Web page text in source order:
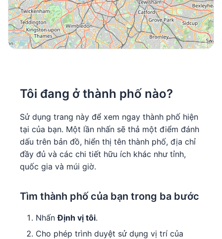
Tôi đang ở thành phố nào?
Sử dụng trang này để xem ngay thành phố hiện
tại của bạn. Một lần nhấn sẽ thả một điểm đánh
dấu trên bản đồ, hiển thị tên thành phố, địa chỉ
đầy đủ và các chi tiết hữu ích khác như tỉnh,
quốc gia và múi giờ.
Tìm thành phố của bạn trong ba bước
NhấnĐịnh vị tôi.
Cho phép trình duyệt sử dụng vị trí của